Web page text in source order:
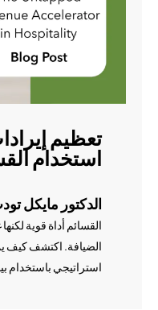
تعظيم
استخدام
الدكتور مايكل تودت |
القسائم أداة قوية
الضيافة. اكتشف كيف
استراتيجي باستخدام